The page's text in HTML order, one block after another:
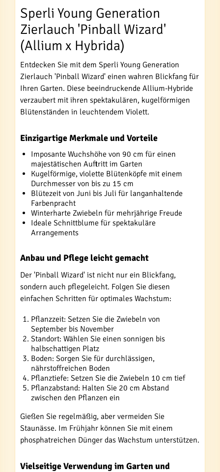
Sperli Young Generation
Zierlauch 'Pinball Wizard'
(Allium x Hybrida)
Entdecken Sie mit dem Sperli Young Generation
Zierlauch 'Pinball Wizard' einen wahren Blickfang für
Ihren Garten. Diese beeindruckende Allium-Hybride
verzaubert mit ihren spektakulären, kugelförmigen
Blütenständen in leuchtendem Violett.
Einzigartige Merkmale und Vorteile
Imposante Wuchshöhe von 90 cm für einen
majestätischen Auftritt im Garten
Kugelförmige, violette Blütenköpfe mit einem
Durchmesser von bis zu 15 cm
Blütezeit von Juni bis Juli für langanhaltende
Farbenpracht
Winterharte Zwiebeln für mehrjährige Freude
Ideale Schnittblume für spektakuläre
Arrangements
Anbau und Pflege leicht gemacht
Der 'Pinball Wizard' ist nicht nur ein Blickfang,
sondern auch pflegeleicht. Folgen Sie diesen
einfachen Schritten für optimales Wachstum:
Pflanzzeit: Setzen Sie die Zwiebeln von
September bis November
Standort: Wählen Sie einen sonnigen bis
halbschattigen Platz
Boden: Sorgen Sie für durchlässigen,
nährstoffreichen Boden
Pflanztiefe: Setzen Sie die Zwiebeln 10 cm tief
Pflanzabstand: Halten Sie 20 cm Abstand
zwischen den Pflanzen ein
Gießen Sie regelmäßig, aber vermeiden Sie
Staunässe. Im Frühjahr können Sie mit einem
phosphatreichen Dünger das Wachstum unterstützen.
Vielseitige Verwendung im Garten und